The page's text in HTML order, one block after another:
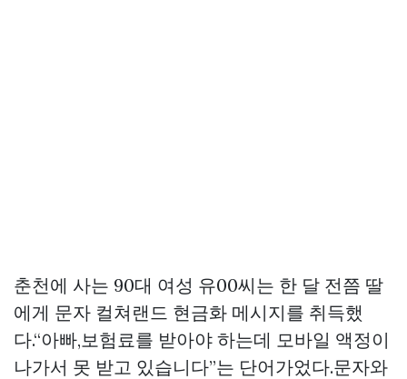
춘천에 사는 90대 여성 유00씨는 한 달 전쯤 딸
에게 문자 컬쳐랜드 현금화 메시지를 취득했
다.“아빠,보험료를 받아야 하는데 모바일 액정이
나가서 못 받고 있습니다”는 단어가었다.문자와